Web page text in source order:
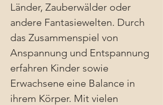
Länder, Zauberwälder oder
andere Fantasiewelten. Durch
das Zusammenspiel von
Anspannung und Entspannung
erfahren Kinder sowie
Erwachsene eine Balance in
ihrem Körper. Mit vielen